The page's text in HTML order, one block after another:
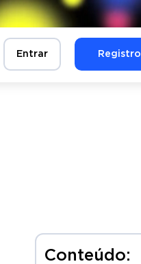
Entrar Registro
Conteúdo: